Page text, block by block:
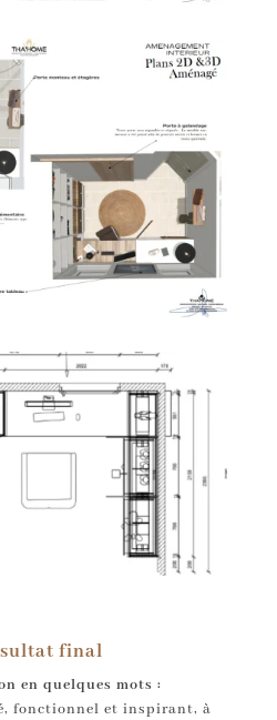
final
en quelques mots :
fonctionnel et inspirant, à